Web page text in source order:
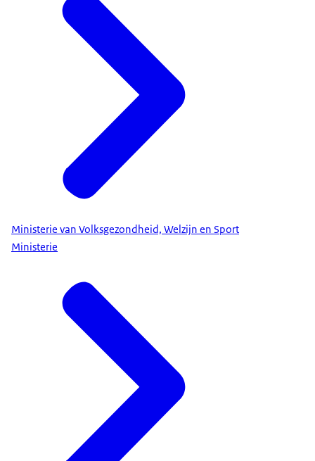
Ministerie van Volksgezondheid, Welzijn en Sport
Ministerie